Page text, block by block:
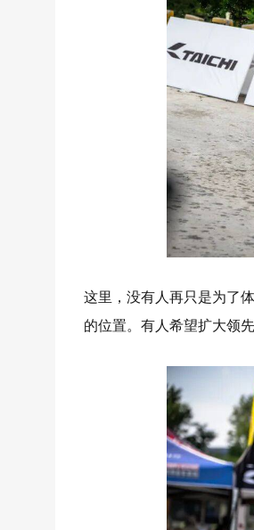
这里，没有人再只是为了
的位置。有人希望扩大领